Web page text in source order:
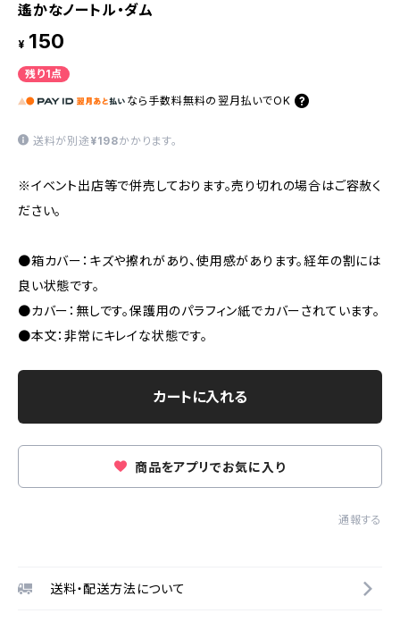
遙かなノートル・ダム
¥ 150
残り1点
なら 手数料無料の 翌月払いでOK
送料が別途 ¥198かかります。
※イベント出店等で併売しております。売り切れの場合はご容赦く
ださい。
●箱カバー：キズや擦れがあり、使用感があります。経年の割には
良い状態です。
●カバー：無しです。保護用のパラフィン紙でカバーされています。
●本文：非常にキレイな状態です。
カートに入れる
商品をアプリでお気に入り
通報する
送料・配送方法について